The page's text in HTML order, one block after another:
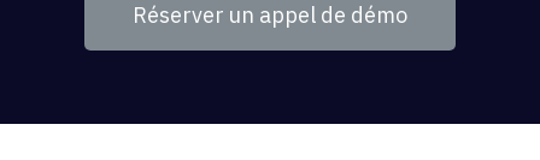
Réserver un appel de démo